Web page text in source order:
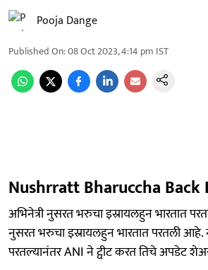
Pooja Dange
Published On:08 Oct 2023, 4:14 pm IST
Nushrratt Bharuccha
अभिनेत्री नुसरत भरुचा इस्रायलहुन भारतात
नुसरत भरुचा इस्रायलहुन भारतात परतली
परतल्यानंतर ANI ने ट्वीट करत तिचे अपडेट